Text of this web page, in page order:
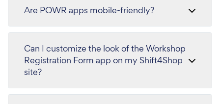
Are POWR apps mobile-friendly?
Can I customize the look of the Workshop
Registration Form app on my Shift4Shop
site?